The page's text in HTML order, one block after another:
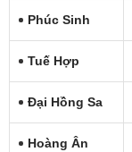
Phúc Sinh
Tuế Hợp
Đại Hồng Sa
Hoàng Ân